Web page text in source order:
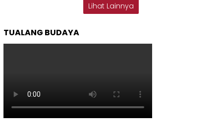
Lihat Lainnya
TUALANG BUDAYA